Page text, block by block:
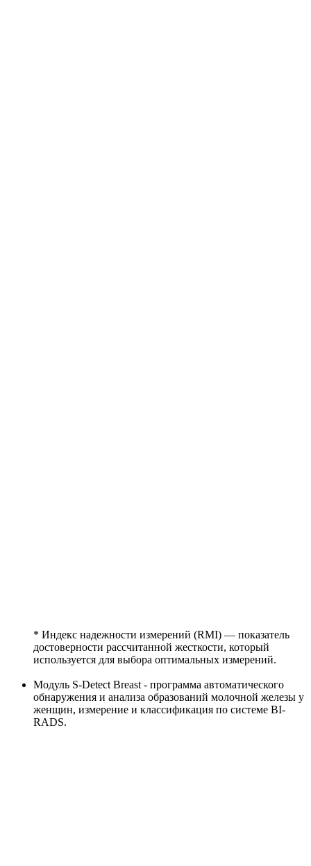
* Индекс надежности измерений (RMI) — показатель
достоверности рассчитанной жесткости, который
используется для выбора оптимальных измерений.
Модуль S-Detect Breast - программа автоматического
обнаружения и анализа образований молочной железы у
женщин, измерение и классификация по системе BI-
RADS.